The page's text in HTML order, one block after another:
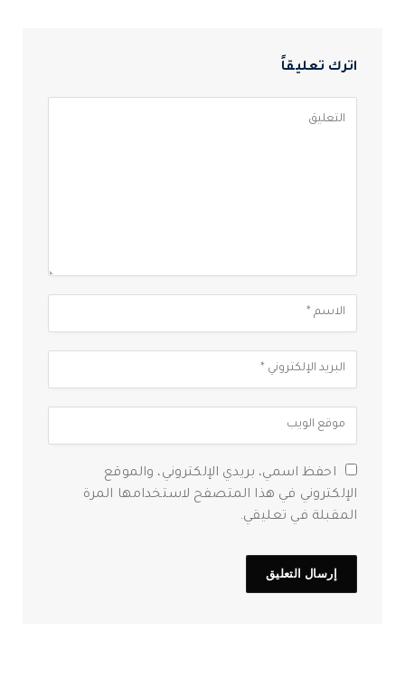
اترك تعليقاً
احفظ اسمي، بريدي الإلكتروني، والموقع
الإلكتروني في هذا المتصفح لاستخدامها المرة
المقبلة في تعليقي.